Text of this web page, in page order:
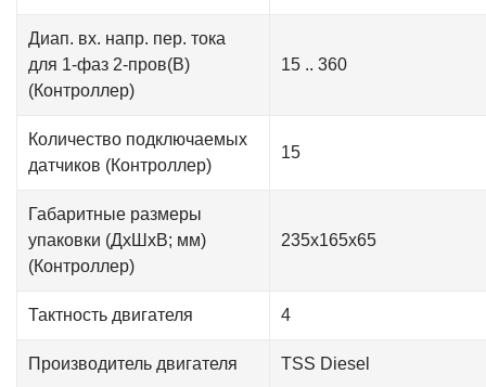
Диап. вх. напр. пер. тока
для 1-фаз 2-пров(В)
(Контроллер)
15 .. 360
Количество подключаемых
датчиков (Контроллер)
15
Габаритные размеры
упаковки (ДxШxВ; мм)
(Контроллер)
235х165х65
Тактность двигателя 4
Производитель двигателя TSS Diesel